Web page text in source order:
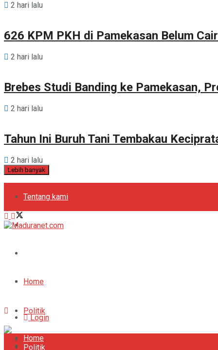
2 hari lalu
626 KPM PKH di Pamekasan Belum
2 hari lalu
Brebes Studi Banding ke Pamekasan,
2 hari lalu
Tahun Ini Buruh Tani Tembakau
2 hari lalu
Lebih banyak
Tentang kami
Kebijakan Privasi
Periklanan
Login
Register
Home
Politik
Bola
Home
Politik